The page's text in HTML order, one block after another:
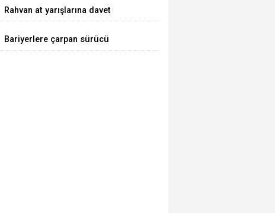
Rahvan at yarışlarına davet
Bariyerlere çarpan sürücü